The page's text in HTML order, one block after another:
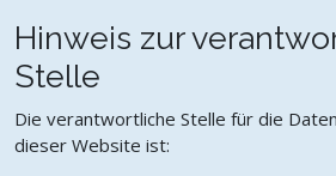
Hinweis zur
Stelle
Die verantwortliche Stelle für die
dieser Website ist: